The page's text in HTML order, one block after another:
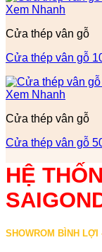
Xem Nhanh
Cửa thép vân gỗ
Cửa thép vân gỗ
Xem Nhanh
Cửa thép vân gỗ
Cửa thép vân gỗ
HỆ
SHOWROM BÌNH